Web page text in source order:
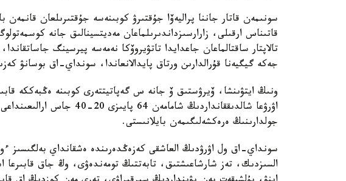
سونىمەن قاتار جاننا پراليەۆا جۇقتىرۋ كوبىنەسە جۇقتىرىلعان
قاتىناس ارقىلى، زارارسىزداندىرىلماعان مەديتسينالىق جانە
تالاپتار ساقتالماعان جاعدايدا تاتۋيروۆكا نەمەسە پيرسينگ
جەكە گيگيەنا قۇرالدارىن ورتاق پايدالانعاندا، سونداي-اق بوسانۋ
ونىڭ ايتۋىنشا، ۆيرۋستىق ۆ جانە س گەپاتيتتەرى كوبىنە ەڭبەككە
اۋرۋعا شالدىققانداردىڭ شامامەن
جولدارىنىڭ ەرەكشەلىگىمەن بايلانىستى.
سونداي-اق ول اۋرۋدىڭ العاشقى كەزەڭدەرىندە ەشقانداي بەلگىسىز
السىزدىك، تەز شارشاعىشتىق، تابەتتىڭ تومەندەۋى، وڭ جاق قابىرعا